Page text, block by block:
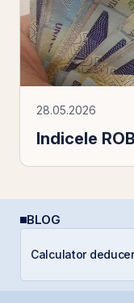
28.05.2026
Indicele
BLOG
Calculator